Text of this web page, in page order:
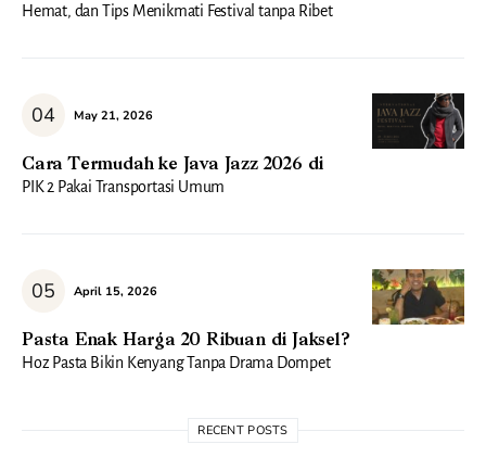
Hemat, dan Tips Menikmati Festival tanpa Ribet
May 21, 2026
Cara Termudah ke Java Jazz 2026 di
PIK 2 Pakai Transportasi Umum
April 15, 2026
Pasta Enak Harga 20 Ribuan di Jaksel?
Hoz Pasta Bikin Kenyang Tanpa Drama Dompet
RECENT POSTS